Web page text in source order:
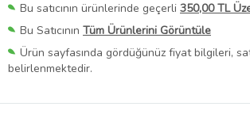
Bu satıcının ürünlerinde geçerli 350,00 TL
Bu Satıcının Tüm Ürünlerini Görüntüle
Ürün sayfasında gördüğünüz fiyat bilgileri,
belirlenmektedir.